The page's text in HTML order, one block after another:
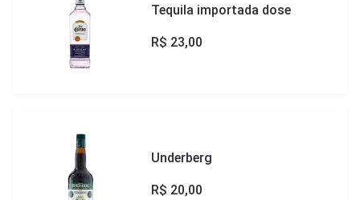
Tequila importada dose
R$ 23,00
Underberg
R$ 20,00